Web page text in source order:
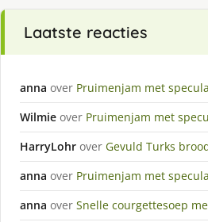
Laatste reacties
anna over Pruimenjam met
Wilmie over Pruimenjam met
HarryLohr over Gevuld Turks
anna over Pruimenjam met
anna over Snelle courgettesoep